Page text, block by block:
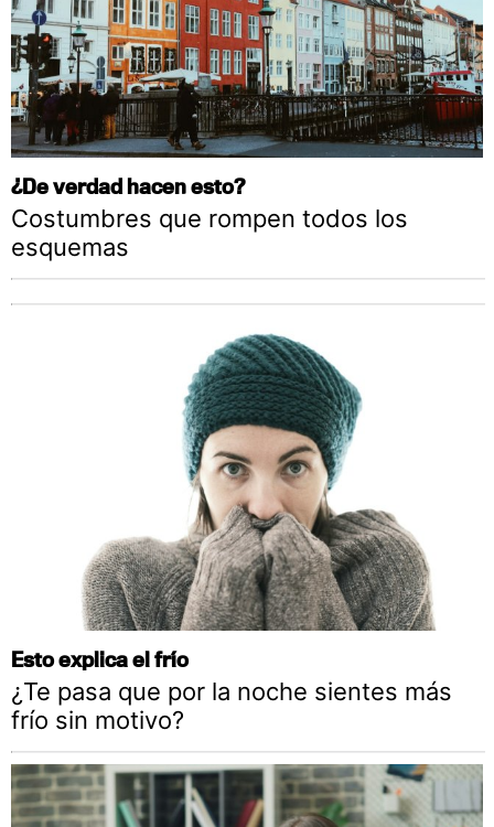
¿De verdad hacen esto?
Costumbres que rompen todos los
esquemas
Esto explica el frío
¿Te pasa que por la noche sientes más
frío sin motivo?